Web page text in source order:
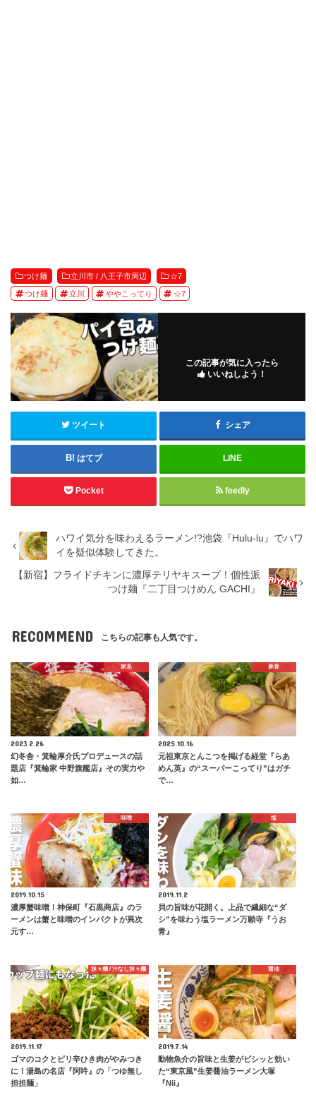
つけ麺 立川市 / 八王子市周辺 ☆7
つけ麺 立川 ややこってり ☆7
この記事が気に入ったら
いいねしよう！
ツイート シェア
はてブ LINE
Pocket feedly
ハワイ気分を味わえるラーメン!?池袋『Hulu-lu』でハワ
イを疑似体験してきた。
【新宿】フライドチキンに濃厚テリヤキスープ！個性派
つけ麺『二丁目つけめん GACHI』
RECOMMEND こちらの記事も人気です。
家系
2023.2.26
幻冬舎・箕輪厚介氏プロデュースの話
題店『箕輪家 中野旗艦店』その実力や
如…
豚骨
2025.10.16
元祖東京とんこつを掲げる経堂『らあ
めん英』の“スーパーこってり”はガチ
で…
味噌
2019.10.15
濃厚蟹味噌！神保町『石黒商店』のラ
ーメンは蟹と味噌のインパクトが異次
元す…
塩
2019.11.2
貝の旨味が花開く。上品で繊細な“ダ
シ”を味わう塩ラーメン万願寺『うお
青』
担々麺 / 汁なし担々麺
2019.11.17
ゴマのコクとピリ辛ひき肉がやみつき
に！湯島の名店『阿吽』の「つゆ無し
担担麺」
醤油
2019.7.14
動物魚介の旨味と生姜がビシッと効い
た“東京風”生姜醤油ラーメン大塚
『Nii』